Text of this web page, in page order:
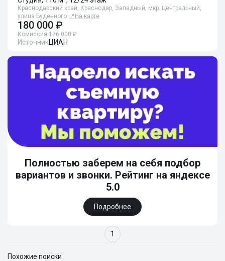
Краснодарский край, Краснодар, Западный, мкр. Центральный,
улица Буденного 📍 На карте
180 000 ₽
Комиссия 126 000 ₽
ИсточникЦИАН
Полностью заберем на себя подбор
вариантов и звонки. Рейтинг на яндексе
5.0
Подробнее
1
Похожие поиски